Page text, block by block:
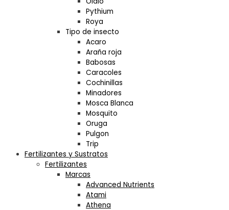
Pythium
Roya
Tipo de insecto
Acaro
Araña roja
Babosas
Caracoles
Cochinillas
Minadores
Mosca Blanca
Mosquito
Oruga
Pulgon
Trip
Fertilizantes y Sustratos
Fertilizantes
Marcas
Advanced Nutrients
Atami
Athena